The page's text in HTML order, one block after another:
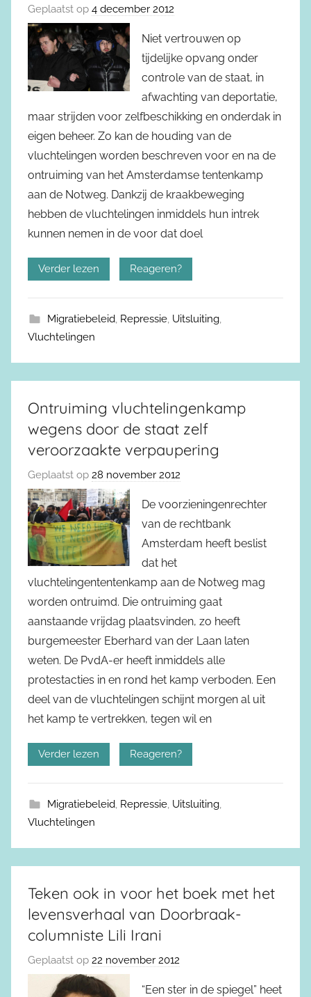
Geplaatst op 4 december 2012
Niet vertrouwen op
tijdelijke opvang onder
controle van de staat, in
afwachting van deportatie,
maar strijden voor zelfbeschikking en onderdak in
eigen beheer. Zo kan de houding van de
vluchtelingen worden beschreven voor en na de
ontruiming van het Amsterdamse tentenkamp
aan de Notweg. Dankzij de kraakbeweging
hebben de vluchtelingen inmiddels hun intrek
kunnen nemen in de voor dat doel
Verder lezen Reageren?
Migratiebeleid, Repressie, Uitsluiting,
Vluchtelingen
Ontruiming vluchtelingenkamp
wegens door de staat zelf
veroorzaakte verpaupering
Geplaatst op 28 november 2012
De voorzieningenrechter
van de rechtbank
Amsterdam heeft beslist
dat het
vluchtelingententenkamp aan de Notweg mag
worden ontruimd. Die ontruiming gaat
aanstaande vrijdag plaatsvinden, zo heeft
burgemeester Eberhard van der Laan laten
weten. De PvdA-er heeft inmiddels alle
protestacties in en rond het kamp verboden. Een
deel van de vluchtelingen schijnt morgen al uit
het kamp te vertrekken, tegen wil en
Verder lezen Reageren?
Migratiebeleid, Repressie, Uitsluiting,
Vluchtelingen
Teken ook in voor het boek met het
levensverhaal van Doorbraak-
columniste Lili Irani
Geplaatst op 22 november 2012
“Een ster in de spiegel” heet